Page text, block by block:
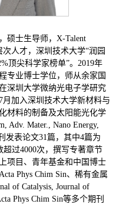
硕士生导师，X-Talent
人才，深圳技术大学“润园
顶尖科学家榜单”。2019年
专业博士学位，师从余家国
深圳大学微纳光电子学研究
月加入深圳技术大学新材料与
材料的制备及太阳能光化学
Adv. Mater., Nano Energy,
发表论文31篇，其中4篇为
过4000次，撰写专著章节
项目、青年基金和中国博士
Phys Chim Sin、稀有金属
of Catalysis, Journal of
Phys Chim Sin等多个期刊